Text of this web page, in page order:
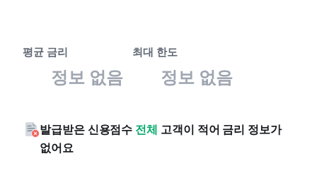
평균 금리
정보 없음
최대 한도
정보 없음
발급받은 신용점수 전체 고객이 적어 금리 정보가
없어요